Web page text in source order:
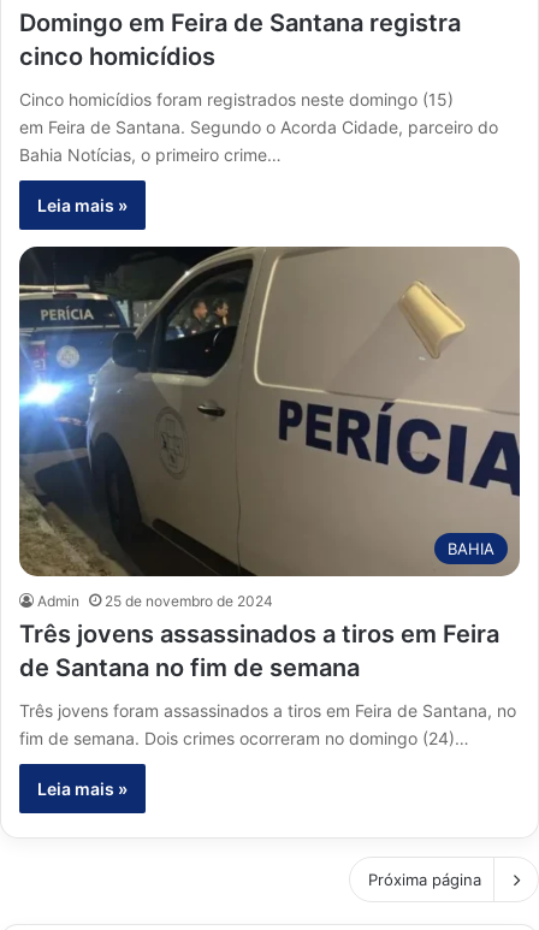
Domingo em Feira de Santana registra
cinco homicídios
Cinco homicídios foram registrados neste domingo (15)
em Feira de Santana. Segundo o Acorda Cidade, parceiro do
Bahia Notícias, o primeiro crime…
Leia mais »
BAHIA
Admin 25 de novembro de 2024
Três jovens assassinados a tiros em Feira
de Santana no fim de semana
Três jovens foram assassinados a tiros em Feira de Santana, no
fim de semana. Dois crimes ocorreram no domingo (24)…
Leia mais »
Próxima página